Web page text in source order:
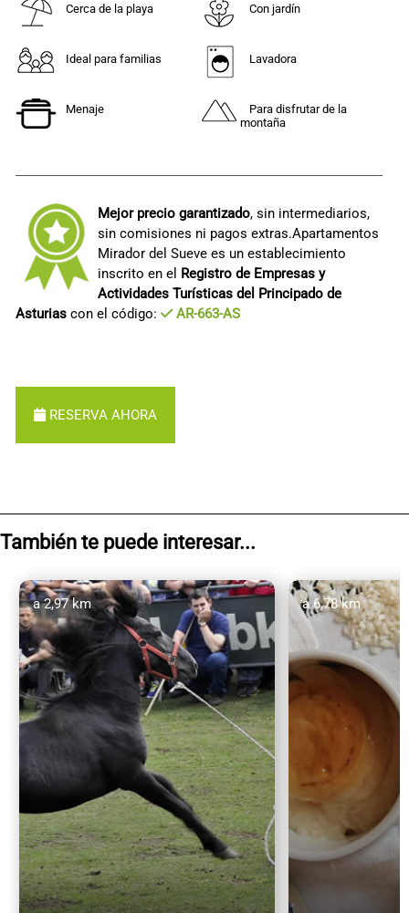
Cerca de la playa Con jardín
Ideal para familias Lavadora
Menaje
Para disfrutar de la
montaña
Mejor precio garantizado, sin intermediarios,
sin comisiones ni pagos extras.Apartamentos
Mirador del Sueve es un establecimiento
inscrito en el Registro de Empresas y
Actividades Turísticas del Principado de
Asturias con el código: AR-663-AS
RESERVA AHORA
También te puede interesar...
a 2,97 km a 6,78 km